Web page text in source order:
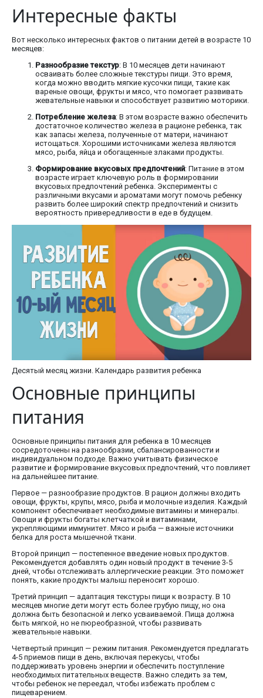
Интересные факты
Вот несколько интересных фактов о питании детей в возрасте 10
месяцев:
Разнообразие текстур: В 10 месяцев дети начинают
осваивать более сложные текстуры пищи. Это время,
когда можно вводить мягкие кусочки пищи, такие как
вареные овощи, фрукты и мясо, что помогает развивать
жевательные навыки и способствует развитию моторики.
Потребление железа: В этом возрасте важно обеспечить
достаточное количество железа в рационе ребенка, так
как запасы железа, полученные от матери, начинают
истощаться. Хорошими источниками железа являются
мясо, рыба, яйца и обогащенные злаками продукты.
Формирование вкусовых предпочтений: Питание в этом
возрасте играет ключевую роль в формировании
вкусовых предпочтений ребенка. Эксперименты с
различными вкусами и ароматами могут помочь ребенку
развить более широкий спектр предпочтений и снизить
вероятность привередливости в еде в будущем.
Десятый месяц жизни. Календарь развития ребенка
Основные принципы
питания
Основные принципы питания для ребенка в 10 месяцев
сосредоточены на разнообразии, сбалансированности и
индивидуальном подходе. Важно учитывать физическое
развитие и формирование вкусовых предпочтений, что повлияет
на дальнейшее питание.
Первое — разнообразие продуктов. В рацион должны входить
овощи, фрукты, крупы, мясо, рыба и молочные изделия. Каждый
компонент обеспечивает необходимые витамины и минералы.
Овощи и фрукты богаты клетчаткой и витаминами,
укрепляющими иммунитет. Мясо и рыба — важные источники
белка для роста мышечной ткани.
Второй принцип — постепенное введение новых продуктов.
Рекомендуется добавлять один новый продукт в течение 3-5
дней, чтобы отслеживать аллергические реакции. Это поможет
понять, какие продукты малыш переносит хорошо.
Третий принцип — адаптация текстуры пищи к возрасту. В 10
месяцев многие дети могут есть более грубую пищу, но она
должна быть безопасной и легко усваиваемой. Пища должна
быть мягкой, но не пюреобразной, чтобы развивать
жевательные навыки.
Четвертый принцип — режим питания. Рекомендуется предлагать
4-5 приемов пищи в день, включая перекусы, чтобы
поддерживать уровень энергии и обеспечить поступление
необходимых питательных веществ. Важно следить за тем,
чтобы ребенок не переедал, чтобы избежать проблем с
пищеварением.